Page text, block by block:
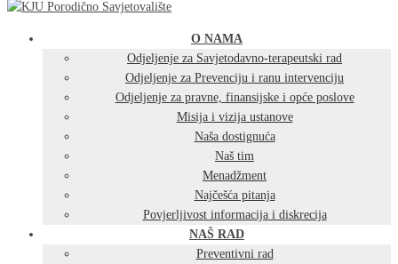
O NAMA
Odjeljenje za Savjetodavno-terapeutski rad
Odjeljenje za Prevenciju i ranu intervenciju
Odjeljenje za pravne, finansijske i opće poslove
Misija i vizija ustanove
Naša dostignuća
Naš tim
Menadžment
Najčešća pitanja
Povjerljivost informacija i diskrecija
NAŠ RAD
Preventivni rad